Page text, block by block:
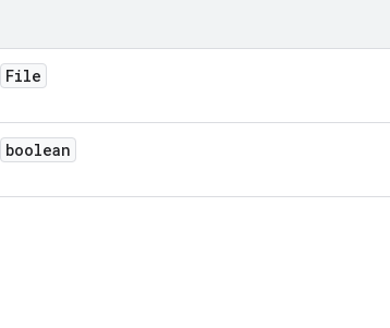
File
boolean